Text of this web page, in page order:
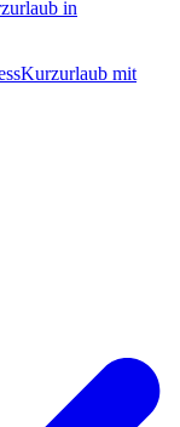
in
Kurzurlaub mit